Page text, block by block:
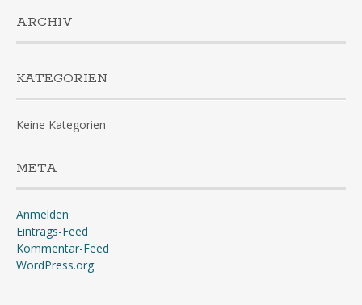
ARCHIV
KATEGORIEN
Keine Kategorien
META
Anmelden
Eintrags-Feed
Kommentar-Feed
WordPress.org